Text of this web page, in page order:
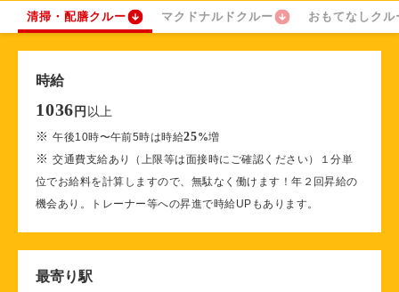
清掃・配膳クルー マクドナルドクルー おもてなしクル
時給
1036 円 以上
※午後10時〜午前5時は時給25%増
※交通費支給あり（上限等は面接時にご確認ください）１分単
位でお給料を計算しますので、無駄なく働けます！年２回昇給の
機会あり。トレーナー等への昇進で時給UPもあります。
最寄り駅